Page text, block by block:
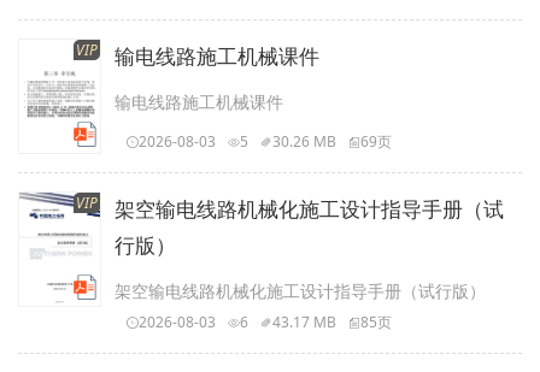
VIP 输电线路施工机械课件
输电线路施工机械课件
2026-08-03 5 30.26 MB 69页
VIP
架空输电线路机械化施工设计指导手册（试
行版）
架空输电线路机械化施工设计指导手册（试行版）
2026-08-03 6 43.17 MB 85页